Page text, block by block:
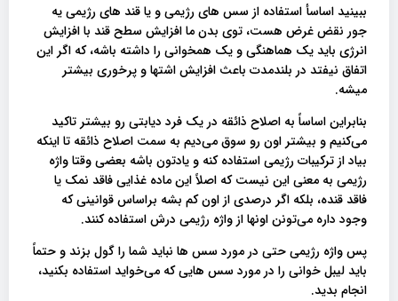
ببینید اساسأ استفاده از سس های رژیمی و یا قند های رژیمی یه
جور نقض غرض هست، توی بدن ما افزایش سطح قند با افزایش
انرژی باید یک هماهنگی و یک همخوانی را داشته باشه، که اگر این
اتفاق نیفتد در بلندمدت باعث افزایش اشتها و پرخوری بیشتر
میشه.
بنابراین اساساً به اصلاح ذائقه در یک فرد دیابتی رو بیشتر تاکید
می‌کنیم و بیشتر اون رو سوق می‌دیم به سمت اصلاح ذائقه تا اینکه
بیاد از ترکیبات رژیمی استفاده کنه و یادتون باشه بعضی وقتا واژه
رژیمی به معنی این نیست که اصلاً این ماده غذایی فاقد نمک یا
فاقد قنده، بلکه اگر درصدی از اون کم‌ بشه براساس قوانینی که
وجود داره می‌تونن اونها از واژه رژیمی درش استفاده کنند.
پس واژه رژیمی حتی در مورد سس ها نباید شما را گول بزند و حتماً
باید لیبل خوانی را در مورد سس هایی که می‌خواید استفاده بکنید،
انجام بدید.